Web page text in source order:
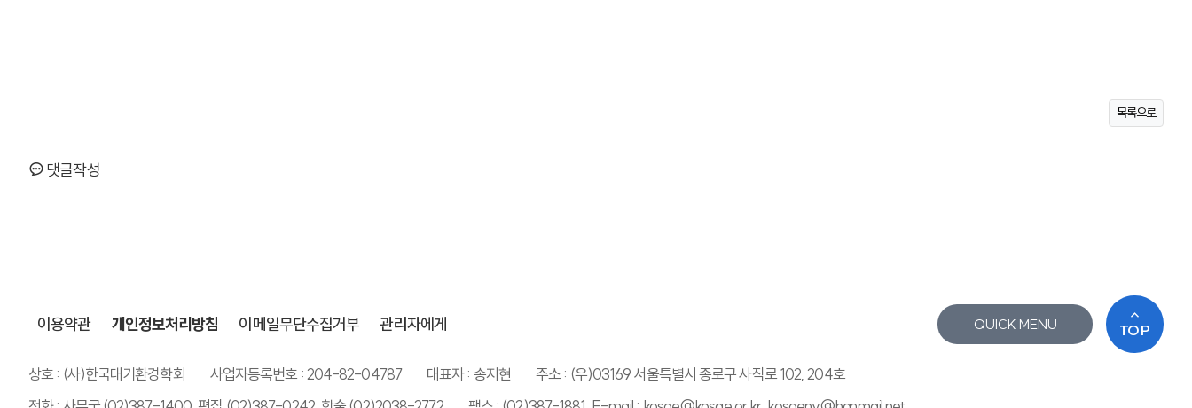
목록으로
댓글작성
이용약관 개인정보처리방침 이메일무단수집거부 관리자에게 QUICK MENU TOP
상호 : (사)한국대기환경학회 사업자등록번호 : 204-82-04787 대표자 : 송지현
주소 : (우)03169 서울특별시 종로구 사직로 102, 204호